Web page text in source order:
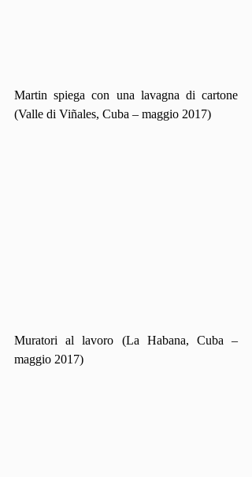
Martin spiega con una lavagna di cartone
(Valle di Viñales, Cuba – maggio 2017)
Muratori al lavoro (La Habana, Cuba –
maggio 2017)